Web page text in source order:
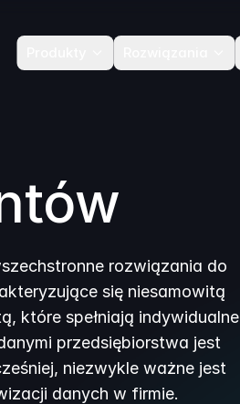
rozwiązania do
się niesamowitą
które spełniają indywidualne
przedsiębiorstwa jest
niezwykle ważne jest
danych w firmie.